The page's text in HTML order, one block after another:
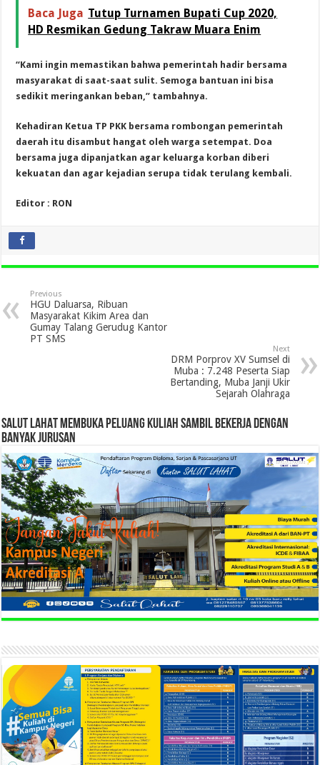
Baca Juga Tutup Turnamen Bupati Cup 2020,
HD Resmikan Gedung Takraw Muara Enim
“Kami ingin memastikan bahwa pemerintah hadir bersama
masyarakat di saat-saat sulit. Semoga bantuan ini bisa
sedikit meringankan beban,” tambahnya.
Kehadiran Ketua TP PKK bersama rombongan pemerintah
daerah itu disambut hangat oleh warga setempat. Doa
bersama juga dipanjatkan agar keluarga korban diberi
kekuatan dan agar kejadian serupa tidak terulang kembali.
Editor : RON
Previous
HGU Daluarsa, Ribuan
Masyarakat Kikim Area dan
Gumay Talang Gerudug Kantor
PT SMS
Next
DRM Porprov XV Sumsel di
Muba : 7.248 Peserta Siap
Bertanding, Muba Janji Ukir
Sejarah Olahraga
SALUT LAHAT MEMBUKA PELUANG KULIAH SAMBIL BEKERJA DENGAN
BANYAK JURUSAN